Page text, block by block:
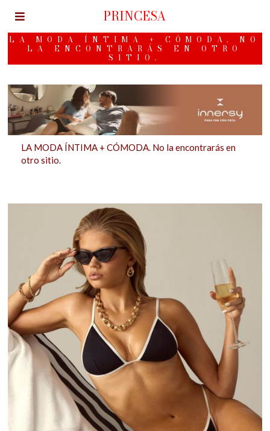
LA MODA ÍNTIMA + CÓMODA. NO
LA ENCONTRARÁS EN OTRO
SITIO.
LA MODA ÍNTIMA + CÓMODA. No la encontrarás en
otro sitio.
PRINCESA